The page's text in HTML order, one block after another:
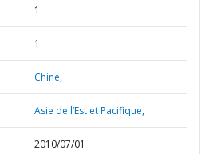
1
1
Chine,
Asie de l’Est et Pacifique,
2010/07/01